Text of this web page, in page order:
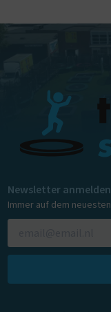
Newsletter anmelden
Immer auf dem